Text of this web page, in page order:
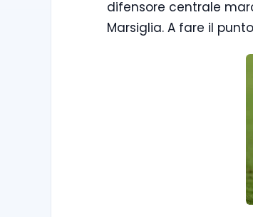
difensore centrale
Marsiglia. A fare il